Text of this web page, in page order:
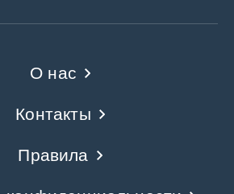
О нас
Контакты
Правила